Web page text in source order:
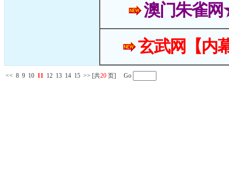
澳门朱雀
玄武网【内
<< 8 9 10 11 12 13 14 15 >> [共20 页] Go